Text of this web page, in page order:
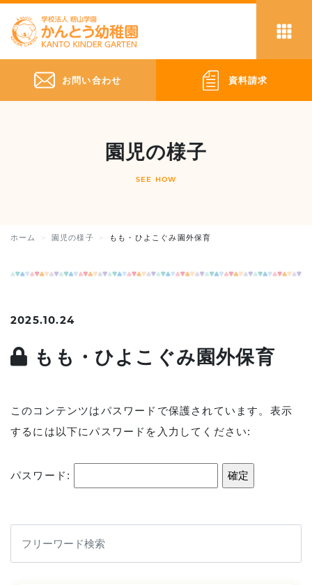
お問い合わせ 資料請求
園児の様子
SEE HOW
ホーム 園児の様子 もも・ひよこぐみ園外保育
2025.10.24
もも・ひよこぐみ園外保育
このコンテンツはパスワードで保護されています。表示
するには以下にパスワードを入力してください:
パスワード: